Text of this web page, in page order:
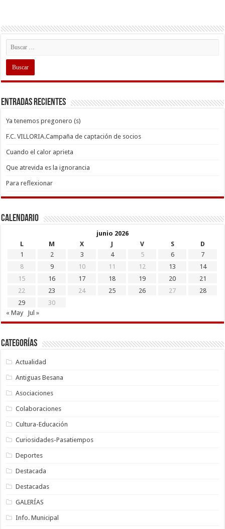
Entradas recientes
Ya tenemos pregonero (s)
F.C. VILLORIA.Campaña de captación de socios
Cuando el calor aprieta
Que atrevida es la ignorancia
Para reflexionar
Calendario
junio 2026
L
M X J V S
D
1
2 3 4 5 6
7
8
9 10 11 12 13
14
15
16 17 18 19 20
21
22
23 24 25 26 27
28
29
30
« May
Jul »
Categorías
Actualidad
Antiguas Besana
Asociaciones
Colaboraciones
Cultura-Educación
Curiosidades-Pasatiempos
Deportes
Destacada
Destacadas
GALERÍAS
Info. Municipal